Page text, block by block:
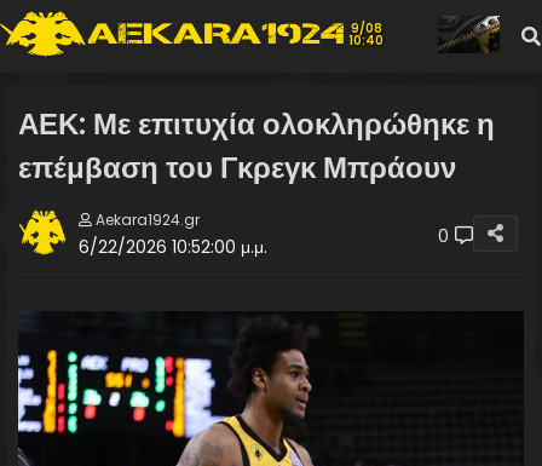
9/08
10:40
ΑΕΚ: Με επιτυχία ολοκληρώθηκε η
επέμβαση του Γκρεγκ Μπράουν
Aekara1924.gr
6/22/2026 10:52:00 μ.μ. 0